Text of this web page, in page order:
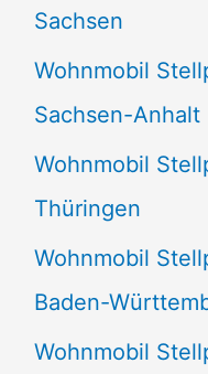
Sachsen
Wohnmobil
Sachsen-Anhalt
Wohnmobil
Thüringen
Wohnmobil
Baden-
Wohnmobil